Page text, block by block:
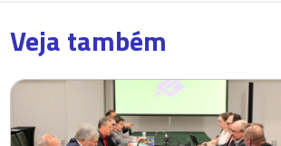
Veja também